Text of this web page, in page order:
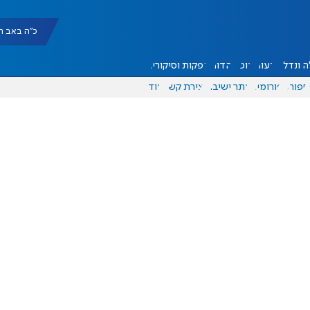
כ"ה באב תשפ"ו
ונדל"ן דעות אוכל יהדות הפקות וסיקורים
ספורט פורומים אתר ישיבה יצירת קשר עוד